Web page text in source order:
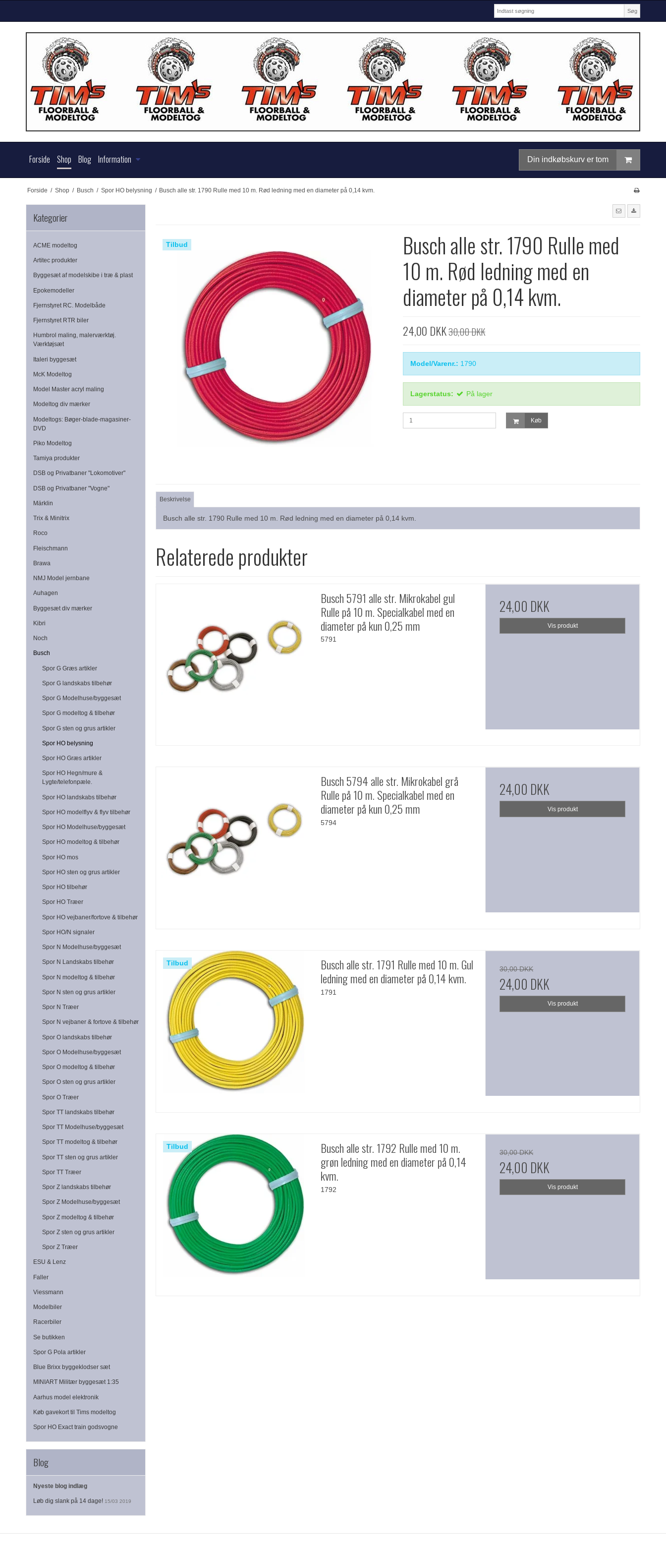
Søg
Forside Shop Blog Information Din indkøbskurv er tom
Forside / Shop / Busch / Spor HO belysning / Busch alle str. 1790 Rulle med 10 m. Rød ledning med en diameter på 0,14 kvm.
Kategorier
ACME modeltog
Artitec produkter
Byggesæt af modelskibe i træ & plast
Epokemodeller
Fjernstyret RC. Modelbåde
Fjernstyret RTR biler
Humbrol maling, malerværktøj.
Værktøjsæt
Italeri byggesæt
McK Modeltog
Model Master acryl maling
Modeltog div mærker
Modeltogs: Bøger-blade-magasiner-
DVD
Piko Modeltog
Tamiya produkter
DSB og Privatbaner "Lokomotiver"
DSB og Privatbaner "Vogne"
Märklin
Trix & Minitrix
Roco
Fleischmann
Brawa
NMJ Model jernbane
Auhagen
Byggesæt div mærker
Kibri
Noch
Busch
Spor G Græs artikler
Spor G landskabs tilbehør
Spor G Modelhuse/byggesæt
Spor G modeltog & tilbehør
Spor G sten og grus artikler
Spor HO belysning
Spor HO Græs artikler
Spor HO Hegn/mure &
Lygte/telefonpæle.
Spor HO landskabs tilbehør
Spor HO modelflyv & flyv tilbehør
Spor HO Modelhuse/byggesæt
Spor HO modeltog & tilbehør
Spor HO mos
Spor HO sten og grus artikler
Spor HO tilbehør
Spor HO Træer
Spor HO vejbaner/fortove & tilbehør
Spor HO/N signaler
Spor N Modelhuse/byggesæt
Spor N Landskabs tilbehør
Spor N modeltog & tilbehør
Spor N sten og grus artikler
Spor N Træer
Spor N vejbaner & fortove & tilbehør
Spor O landskabs tilbehør
Spor O Modelhuse/byggesæt
Spor O modeltog & tilbehør
Spor O sten og grus artikler
Spor O Træer
Spor TT landskabs tilbehør
Spor TT Modelhuse/byggesæt
Spor TT modeltog & tilbehør
Spor TT sten og grus artikler
Spor TT Træer
Spor Z landskabs tilbehør
Spor Z Modelhuse/byggesæt
Spor Z modeltog & tilbehør
Spor Z sten og grus artikler
Spor Z Træer
ESU & Lenz
Faller
Viessmann
Modelbiler
Racerbiler
Se butikken
Spor G Pola artikler
Blue Brixx byggeklodser sæt
MINIART Militær byggesæt 1:35
Aarhus model elektronik
Køb gavekort til Tims modeltog
Spor HO Exact train godsvogne
Blog
Nyeste blog indlæg
Løb dig slank på 14 dage! 15/03 2019
Tilbud
Busch alle str. 1790 Rulle med
10 m. Rød ledning med en
diameter på 0,14 kvm.
24,00 DKK30,00 DKK
Model/Varenr.: 1790
Lagerstatus: På lager
Køb
Beskrivelse
Busch alle str. 1790 Rulle med 10 m. Rød ledning med en diameter på 0,14 kvm.
Relaterede produkter
Busch 5791 alle str. Mikrokabel gul
Rulle på 10 m. Specialkabel med en
diameter på kun 0,25 mm
5791
24,00 DKK
Vis produkt
Busch 5794 alle str. Mikrokabel grå
Rulle på 10 m. Specialkabel med en
diameter på kun 0,25 mm
5794
24,00 DKK
Vis produkt
Tilbud
Busch alle str. 1791 Rulle med 10 m. Gul
ledning med en diameter på 0,14 kvm.
1791
30,00 DKK
24,00 DKK
Vis produkt
Tilbud
Busch alle str. 1792 Rulle med 10 m.
grøn ledning med en diameter på 0,14
kvm.
1792
30,00 DKK
24,00 DKK
Vis produkt